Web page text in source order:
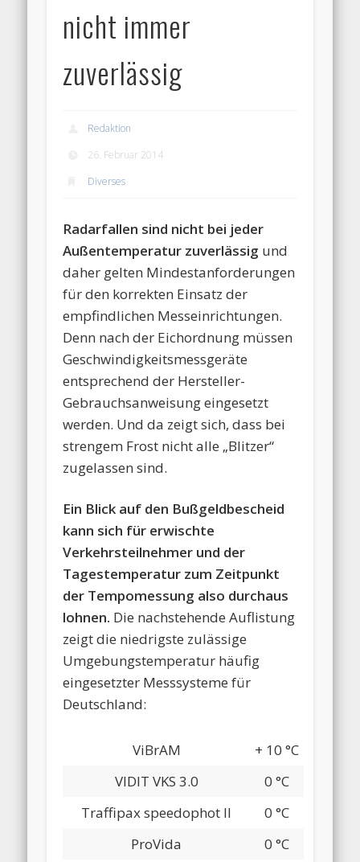
nicht immer
zuverlässig
Redaktion
26. Februar 2014
Diverses
Radarfallen sind nicht bei jeder
Außentemperatur zuverlässig und
daher gelten Mindestanforderungen
für den korrekten Einsatz der
empfindlichen Messeinrichtungen.
Denn nach der Eichordnung müssen
Geschwindigkeitsmessgeräte
entsprechend der Hersteller-
Gebrauchsanweisung eingesetzt
werden. Und da zeigt sich, dass bei
strengem Frost nicht alle „Blitzer“
zugelassen sind.
Ein Blick auf den Bußgeldbescheid
kann sich für erwischte
Verkehrsteilnehmer und der
Tagestemperatur zum Zeitpunkt
der Tempomessung also durchaus
lohnen. Die nachstehende Auflistung
zeigt die niedrigste zulässige
Umgebungstemperatur häufig
eingesetzter Messsysteme für
Deutschland:
ViBrAM
+ 10 °C
VIDIT VKS 3.0
0 °C
Traffipax speedophot II
0 °C
ProVida
0 °C